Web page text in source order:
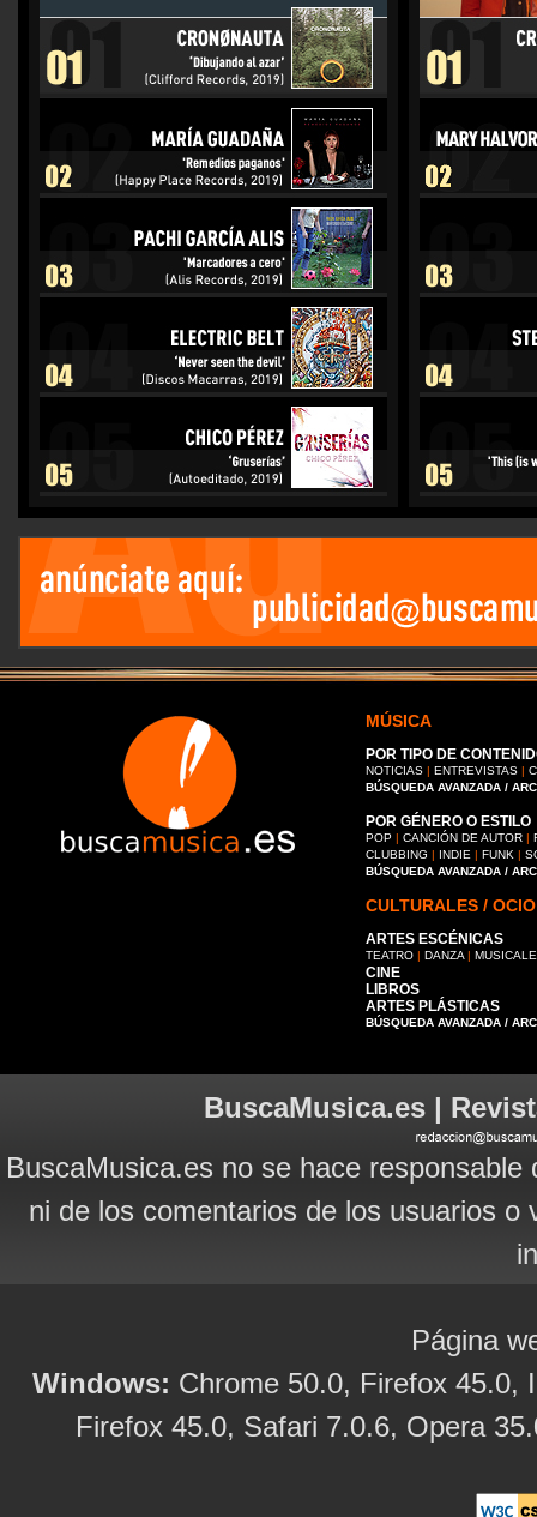
MÚSICA
POR TIPO DE
NOTICIAS | ENTREVISTAS |
BÚSQUEDA AVANZADA /
POR GÉNERO O ESTILO
POP | CANCIÓN DE AUTOR |
CLUBBING | INDIE | FUNK |
BÚSQUEDA AVANZADA /
CULTURALES / OCIO
ARTES ESCÉNICAS
TEATRO | DANZA |
CINE
LIBROS
ARTES PLÁSTICAS
BÚSQUEDA AVANZADA /
BuscaMusica.es |
BuscaMusica.es no se hace
ni de los comentarios de los usuarios
Página
Windows: Chrome 50.0, Firefox 45.0,
Firefox 45.0, Safari 7.0.6, Opera